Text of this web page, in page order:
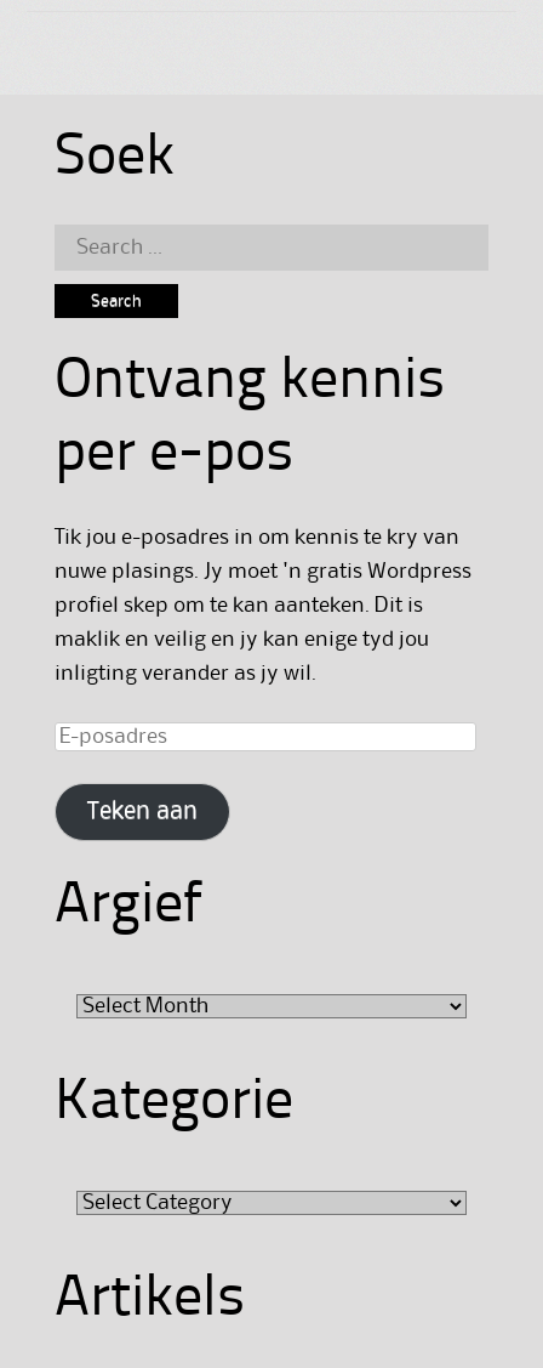
Soek
Search
Ontvang kennis
per e-pos
Tik jou e-posadres in om kennis te kry van
nuwe plasings. Jy moet 'n gratis Wordpress
profiel skep om te kan aanteken. Dit is
maklik en veilig en jy kan enige tyd jou
inligting verander as jy wil.
E-
Teken aan
Argief
Kategorie
Artikels